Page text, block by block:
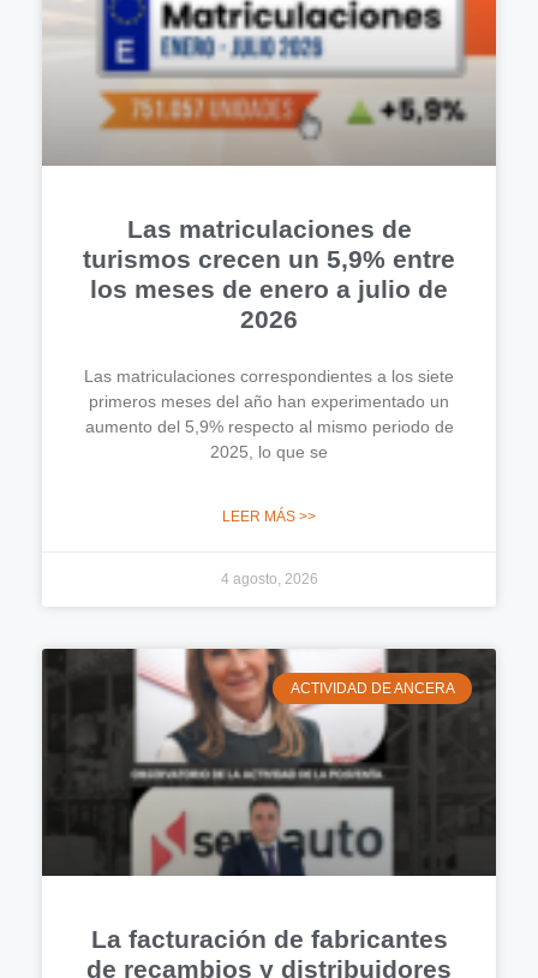
Las matriculaciones de
turismos crecen un 5,9% entre
los meses de enero a julio de
2026
Las matriculaciones correspondientes a los siete
primeros meses del año han experimentado un
aumento del 5,9% respecto al mismo periodo de
2025, lo que se
LEER MÁS >>
4 agosto, 2026
ACTIVIDAD DE ANCERA
La facturación de fabricantes
de recambios y distribuidores